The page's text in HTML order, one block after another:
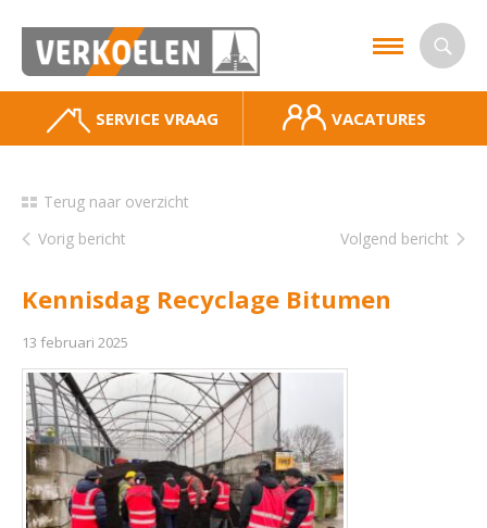
SERVICE VRAAG VACATURES
Terug naar overzicht
Vorig bericht
Volgend bericht
Kennisdag Recyclage Bitumen
13 februari 2025